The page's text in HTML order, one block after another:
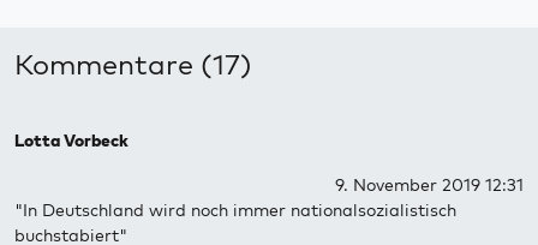
Kommentare (17)
Lotta Vorbeck
9. November 2019 12:31
"In Deutschland wird noch immer nationalsozialistisch
buchstabiert"